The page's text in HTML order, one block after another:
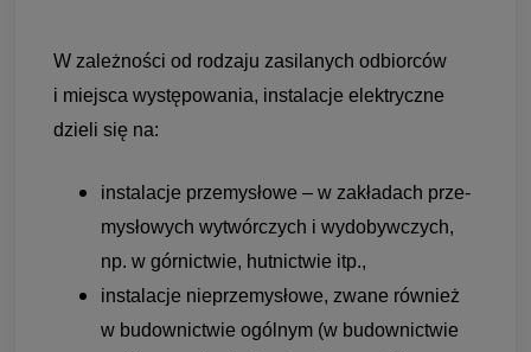
W zależ­no­ści od rodzaju zasi­la­nych odbior­ców
i miej­sca wystę­po­wa­nia, insta­la­cje elek­tryczne
dzieli się na:
insta­la­cje prze­my­słowe – w zakła­dach prze­
my­sło­wych wytwór­czych i wydo­byw­czych,
np. w gór­nic­twie, hut­nic­twie itp.,
insta­la­cje nieprze­my­słowe, zwane rów­nież
w budow­nic­twie ogól­nym (w budow­nic­twie